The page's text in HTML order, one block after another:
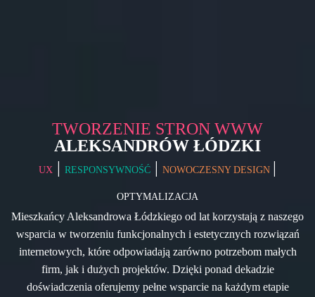
TWORZENIE STRON WWW
ALEKSANDRÓW ŁÓDZKI
UX | RESPONSYWNOŚĆ | NOWOCZESNY DESIGN |
OPTYMALIZACJA
Mieszkańcy Aleksandrowa Łódzkiego od lat korzystają z naszego
wsparcia w tworzeniu funkcjonalnych i estetycznych rozwiązań
internetowych, które odpowiadają zarówno potrzebom małych
firm, jak i dużych projektów. Dzięki ponad dekadzie
doświadczenia oferujemy pełne wsparcie na każdym etapie